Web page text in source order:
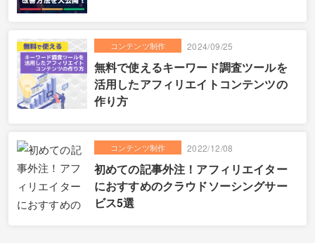
コンテンツ制作 2024/09/25
無料で使えるキーワード調査ツールを
活用したアフィリエイトコンテンツの
作り方
コンテンツ制作 2022/12/08
初めての記事外注！アフィリエイター
におすすめのクラウドソーシングサー
ビス5選